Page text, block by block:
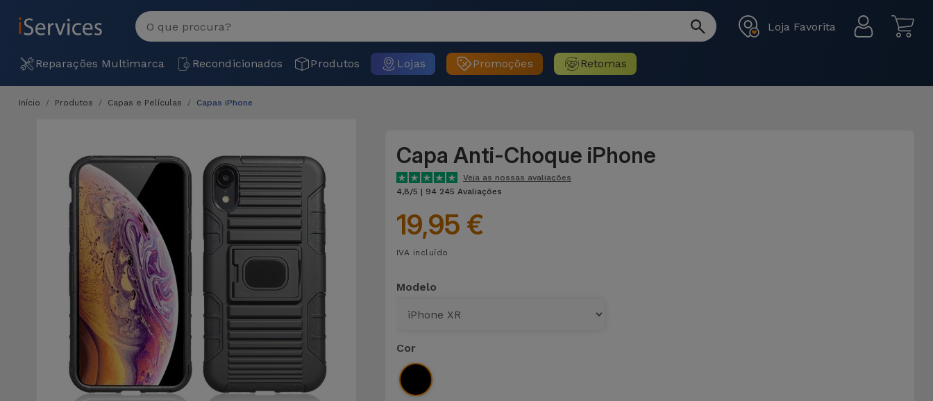
Loja Favorita
Reparações Multimarca Recondicionados Produtos Lojas Promoções Retomas
MENU
Ver
Início Produtos Capas e Películas Capas iPhone
Capa Anti-Choque iPhone
Veja as nossas avaliações
4,8/5 | 94 245 Avaliações
19,95 €
IVA incluído
Modelo
Cor